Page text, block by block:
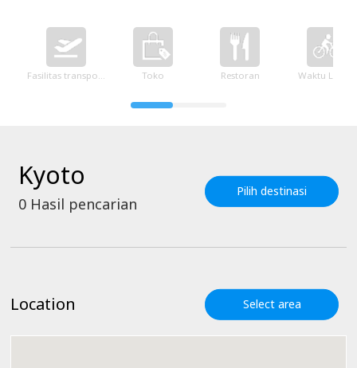
Fasilitas transportasi Toko Restoran Waktu Luang
Kyoto
0 Hasil pencarian
Pilih destinasi
Location Select area